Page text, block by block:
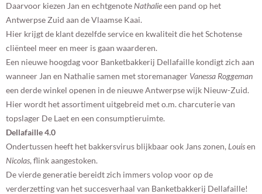
Daarvoor kiezen Jan en echtgenote Nathalieeen pand op het
Antwerpse Zuid aan de Vlaamse Kaai.
Hier krijgt de klant dezelfde service en kwaliteit die het Schotense
cliënteel meer en meer is gaan waarderen.
Een nieuwe hoogdag voor Banketbakkerij Dellafaille kondigt zich aan
wanneer Jan en Nathalie samen met storemanager Vanessa Roggeman
een derde winkel openen in de nieuwe Antwerpse wijk Nieuw-Zuid.
Hier wordt het assortiment uitgebreid met o.m. charcuterie van
topslager De Laet en een consumptieruimte.
Dellafaille 4.0
Ondertussen heeft het bakkersvirus blijkbaar ook Jans zonen, Louisen
Nicolas, flink aangestoken.
De vierde generatie bereidt zich immers volop voor op de
verderzetting van het succesverhaal van Banketbakkerij Dellafaille!